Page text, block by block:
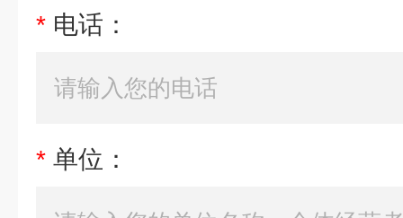
* 电话：
* 单位：